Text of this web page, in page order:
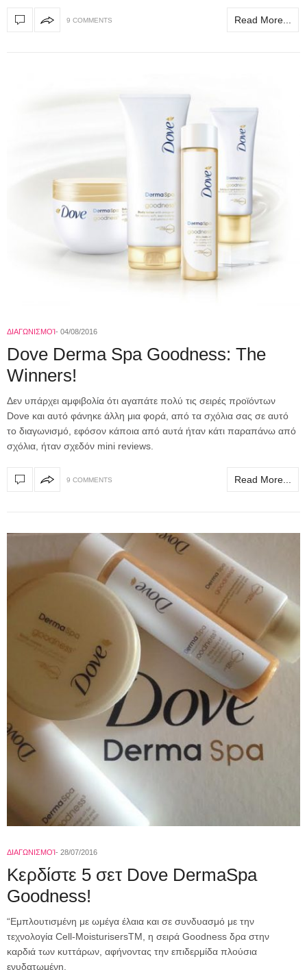
9 COMMENTS Read More...
ΔΙΑΓΩΝΙΣΜΟΊ 04/08/2016
Dove Derma Spa Goodness: The
Winners!
Δεν υπάρχει αμφιβολία ότι αγαπάτε πολύ τις σειρές προϊόντων
Dove και αυτό φάνηκε άλλη μια φορά, από τα σχόλια σας σε αυτό
το διαγωνισμό, εφόσον κάποια από αυτά ήταν κάτι παραπάνω από
σχόλια, ήταν σχεδόν mini reviews.
9 COMMENTS Read More...
ΔΙΑΓΩΝΙΣΜΟΊ 28/07/2016
Κερδίστε 5 σετ Dove DermaSpa
Goodness!
“Εμπλουτισμένη με ωμέγα έλαια και σε συνδυασμό με την
τεχνολογία Cell-MoisturisersTM, η σειρά Goodness δρα στην
καρδιά των κυττάρων, αφήνοντας την επιδερμίδα πλούσια
ενυδατωμένη.